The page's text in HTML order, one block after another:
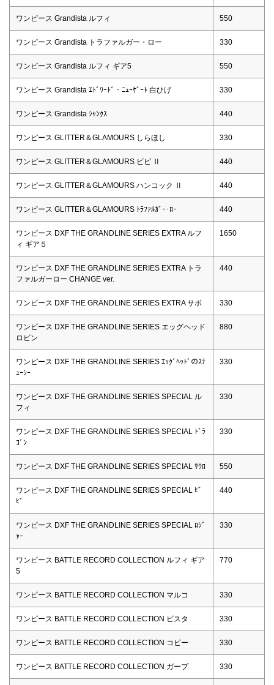
ワンピース Grandista ルフィ 550
ワンピース Grandista トラファルガー・ロー 330
ワンピース Grandista ルフィ ギア5 550
ワンピース Grandista ｴﾄﾞﾜｰﾄﾞ・ﾆｭｰｹﾞｰﾄ 白ひげ 330
ワンピース Grandista ｼｬﾝｸｽ 440
ワンピース GLITTER＆GLAMOURS しらほし 330
ワンピース GLITTER＆GLAMOURS ビビ Ⅱ 440
ワンピース GLITTER＆GLAMOURS ハンコック Ⅱ 440
ワンピース GLITTER＆GLAMOURS ﾄﾗﾌｧﾙｶﾞｰ･ﾛｰ 440
ワンピース DXF THE GRANDLINE SERIES EXTRA ルフ
ィ ギア５
1650
ワンピース DXF THE GRANDLINE SERIES EXTRA トラ
ファルガーロー CHANGE ver.
440
ワンピース DXF THE GRANDLINE SERIES EXTRA サボ 330
ワンピース DXF THE GRANDLINE SERIES エッグヘッド
ロビン
880
ワンピース DXF THE GRANDLINE SERIES ｴｯｸﾞﾍｯﾄﾞのｽﾃ
ｭｰｼｰ
330
ワンピース DXF THE GRANDLINE SERIES SPECIAL ル
フィ
330
ワンピース DXF THE GRANDLINE SERIES SPECIAL ﾄﾞﾗ
ｺﾞﾝ
330
ワンピース DXF THE GRANDLINE SERIES SPECIAL ｻｳﾛ 550
ワンピース DXF THE GRANDLINE SERIES SPECIAL ﾋﾞ
ﾋﾞ
440
ワンピース DXF THE GRANDLINE SERIES SPECIAL ﾛｼﾞ
ｬｰ
330
ワンピース BATTLE RECORD COLLECTION ルフィ ギア
5
770
ワンピース BATTLE RECORD COLLECTION マルコ 330
ワンピース BATTLE RECORD COLLECTION ビスタ 330
ワンピース BATTLE RECORD COLLECTION コビー 330
ワンピース BATTLE RECORD COLLECTION ガープ 330